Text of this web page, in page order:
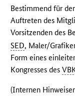
Bestimmend für
Auftreten des
Vorsitzenden des
SED, Maler/
Form eines
Kongresses des
(Internen